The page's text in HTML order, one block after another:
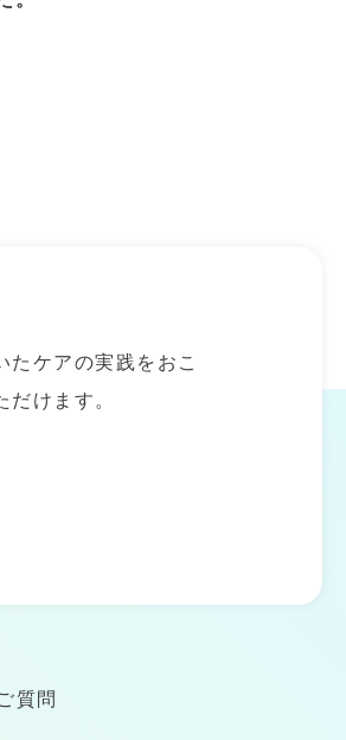
ケアの実践をおこ
けます。
質問